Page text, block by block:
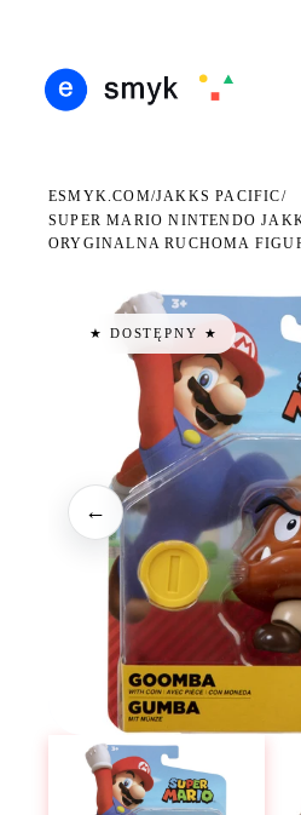
ESMYK.COM/JAKKS PACIFIC/
SUPER MARIO NINTENDO
ORYGINALNA RUCHOMA
★ DOSTĘPNY ★
←